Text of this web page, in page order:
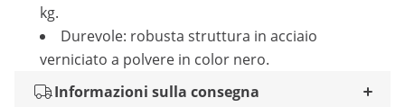
kg.
Durevole: robusta struttura in acciaio
verniciato a polvere in color nero.
Informazioni sulla consegna